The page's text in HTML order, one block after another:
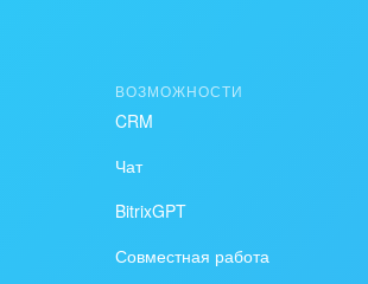
Крупные корпоративные
внедрения
гос.организаций
ВОЗМОЖНОСТИ
CRM
Чат
BitrixGPT
Совместная работа